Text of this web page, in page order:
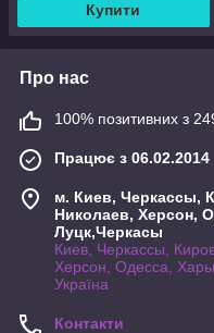
Купити
Про нас
100% позитивних з 249
Працює з 06.02.2014
м. Киев, Черкассы,
Николаев, Херсон,
Луцк,Черкасы
Киев, Черкассы,
Херсон, Одесса,
Україна
Контакти